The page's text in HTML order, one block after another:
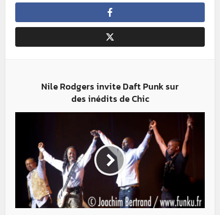
Nile Rodgers invite Daft Punk sur
des inédits de Chic